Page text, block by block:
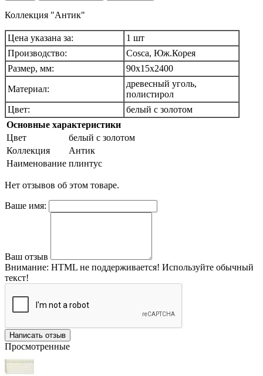
Коллекция "Антик"
Цена указана за:
1 шт
Производство:
Cosca, Юж.Корея
Размер, мм:
90х15х2400
Материал:
древесный уголь,
полистирол
Цвет:
белый с золотом
Основные характеристики
Цвет
белый с золотом
Коллекция
Антик
Наименование плинтус
Нет отзывов об этом товаре.
Ваше имя:
Ваш отзыв
Внимание: HTML не поддерживается! Используйте обычный
текст!
Написать отзыв
Просмотренные